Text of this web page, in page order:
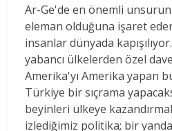
Ar-Ge'de en önemli
eleman olduğuna işaret
insanlar dünyada
yabancı ülkelerden özel
Amerika'yı Amerika yapan
Türkiye bir sıçrama
beyinleri ülkeye
izlediğimiz politika; bir